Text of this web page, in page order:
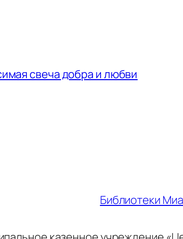
свеча добра и любви
Библиотеки